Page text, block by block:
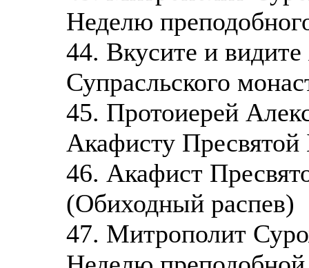
Неделю
44. Вкусите и видите
Супрасльского
45. Протоиерей
Акафисту Пресвятой
46. Акафист
(Обиходный распев)
47. Митрополит